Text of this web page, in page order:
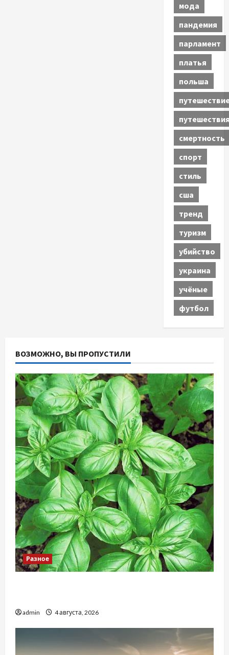
мода
пандемия
парламент
платья
польша
смертность
спорт
стиль
сша
тренд
туризм
убийство
украина
учёные
футбол
ВОЗМОЖНО, ВЫ ПРОПУСТИЛИ
Разное
admin 4 августа, 2026